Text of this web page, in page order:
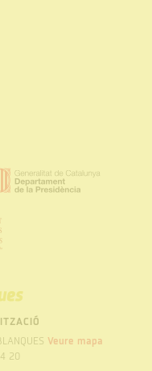
Veure mapa
20